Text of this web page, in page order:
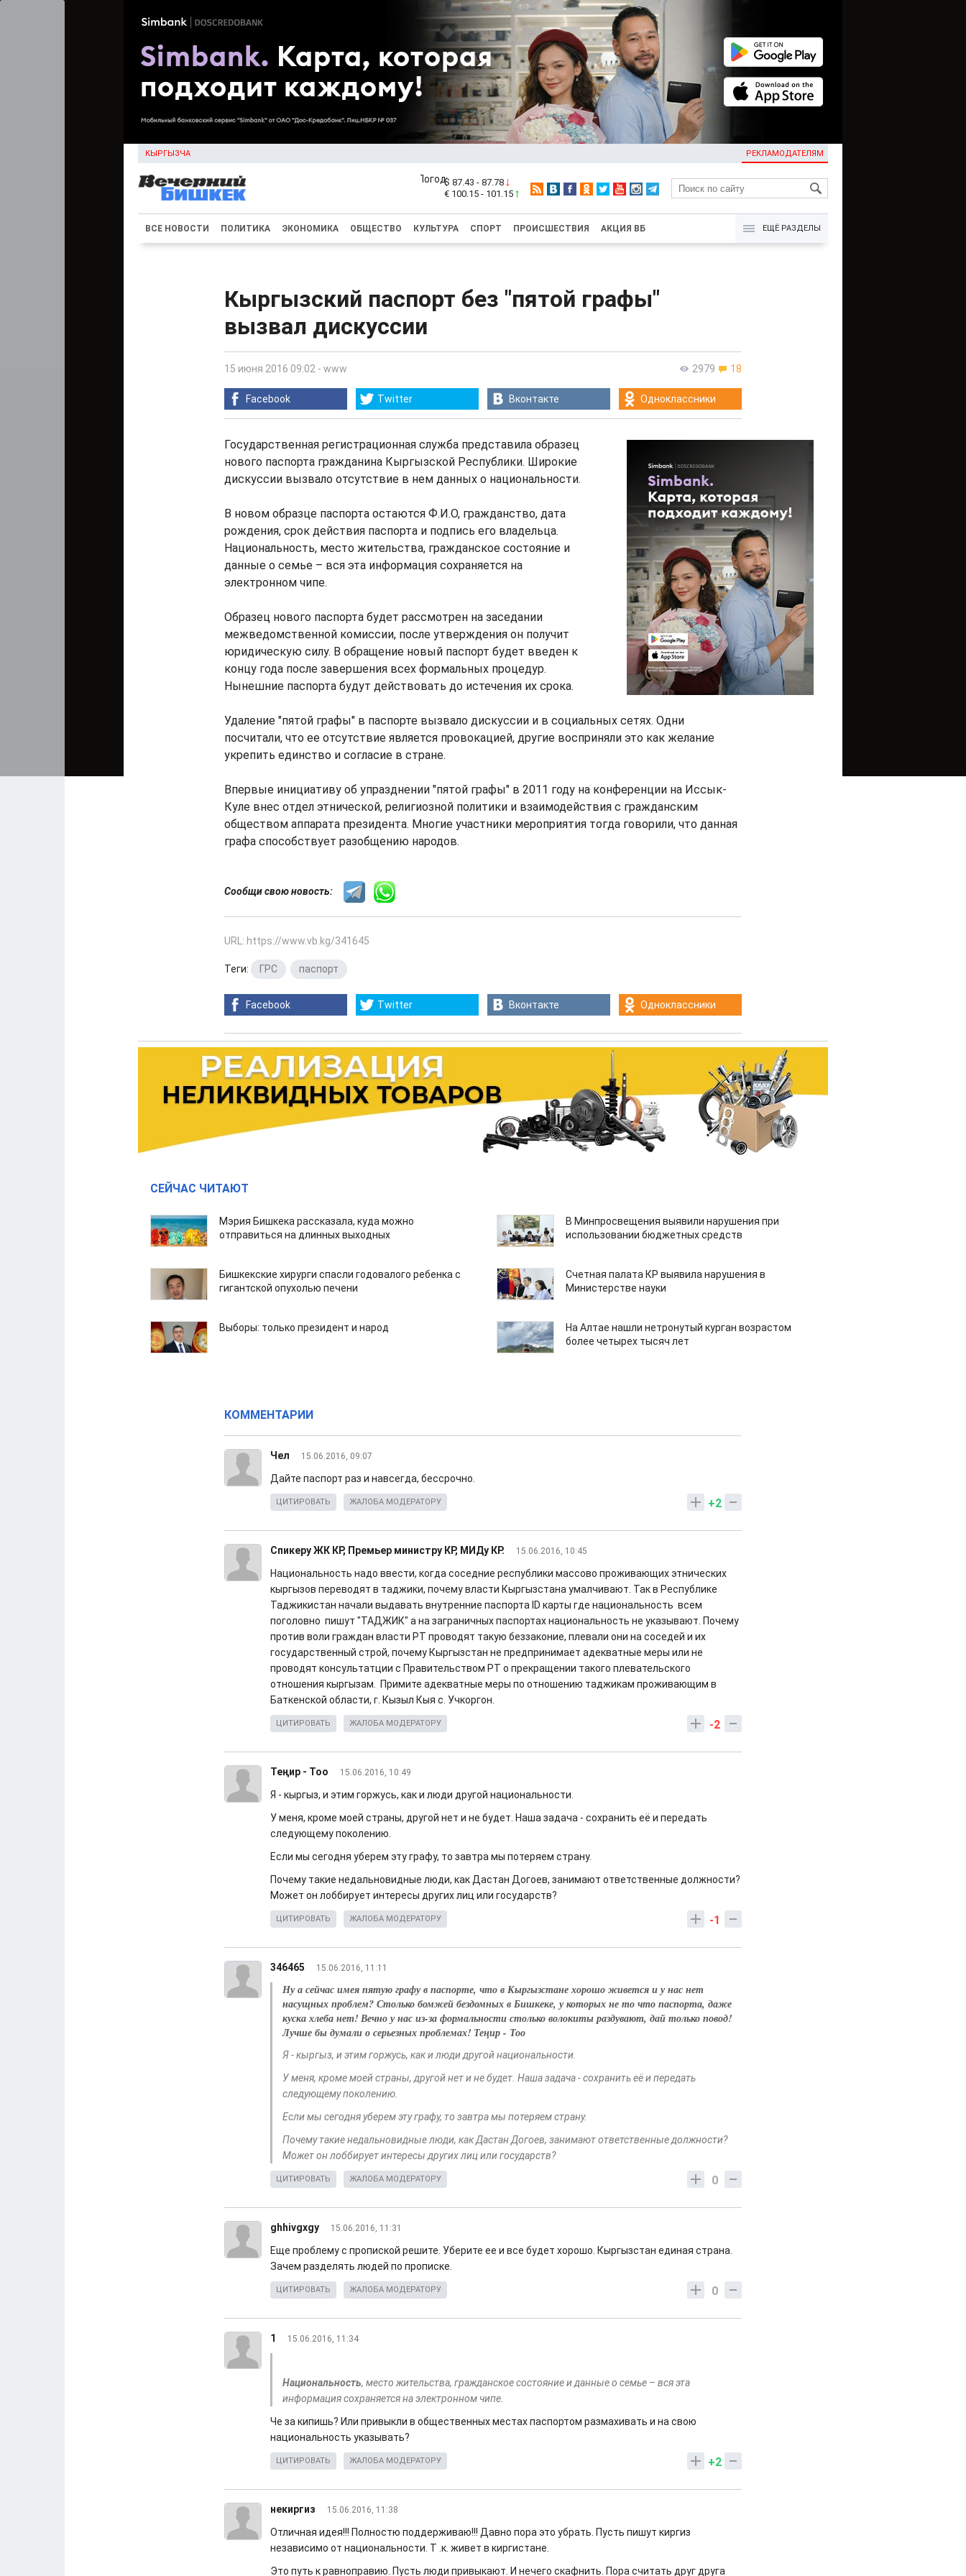
КЫРГЫЗЧА РЕКЛАМОДАТЕЛЯМ
KG
$ 87.43 - 87.78
€ 100.15 - 101.15
ВСЕ НОВОСТИ ПОЛИТИКА ЭКОНОМИКА ОБЩЕСТВО КУЛЬТУРА СПОРТ ПРОИСШЕСТВИЯ АКЦИЯ ВБ ЕЩЁ РАЗДЕЛЫ
Кыргызский паспорт без "пятой графы"
вызвал дискуссии
2979 18
15 июня 2016 09:02 - www
Facebook Twitter Вконтакте Одноклассники
Государственная регистрационная служба представила образец
нового паспорта гражданина Кыргызской Республики. Широкие
дискуссии вызвало отсутствие в нем данных о национальности.
В новом образце паспорта остаются Ф.И.О, гражданство, дата
рождения, срок действия паспорта и подпись его владельца.
Национальность, место жительства, гражданское состояние и
данные о семье – вся эта информация сохраняется на
электронном чипе.
Образец нового паспорта будет рассмотрен на заседании
межведомственной комиссии, после утверждения он получит
юридическую силу. В обращение новый паспорт будет введен к
концу года после завершения всех формальных процедур.
Нынешние паспорта будут действовать до истечения их срока.
Удаление "пятой графы" в паспорте вызвало дискуссии и в социальных сетях. Одни
посчитали, что ее отсутствие является провокацией, другие восприняли это как желание
укрепить единство и согласие в стране.
Впервые инициативу об упразднении "пятой графы" в 2011 году на конференции на Иссык-
Куле внес отдел этнической, религиозной политики и взаимодействия с гражданским
обществом аппарата президента. Многие участники мероприятия тогда говорили, что данная
графа способствует разобщению народов.
Сообщи свою новость:
URL: https://www.vb.kg/341645
Теги: ГРС паспорт
Facebook Twitter Вконтакте Одноклассники
СЕЙЧАС ЧИТАЮТ
Мэрия Бишкека рассказала, куда можно
отправиться на длинных выходных
В Минпросвещения выявили нарушения при
использовании бюджетных средств
Бишкекские хирурги спасли годовалого ребенка с
гигантской опухолью печени
Счетная палата КР выявила нарушения в
Министерстве науки
Выборы: только президент и народ
На Алтае нашли нетронутый курган возрастом
более четырех тысяч лет
КОММЕНТАРИИ
Чел 15.06.2016, 09:07
Дайте паспорт раз и навсегда, бессрочно.
+2
ЦИТИРОВАТЬ ЖАЛОБА МОДЕРАТОРУ
Спикеру ЖК КР, Премьер министру КР, МИДу КР. 15.06.2016, 10:45
Национальность надо ввести, когда соседние республики массово проживающих этнических
кыргызов переводят в таджики, почему власти Кыргызстана умалчивают. Так в Республике
Таджикистан начали выдавать внутренние паспорта ID карты где национальность всем
поголовно пишут "ТАДЖИК" а на заграничных паспортах национальность не указывают. Почему
против воли граждан власти РТ проводят такую беззаконие, плевали они на соседей и их
государственный строй, почему Кыргызстан не предпринимает адекватные меры или не
проводят консультатции с Правительством РТ о прекращении такого плевательского
отношения кыргызам. Примите адекватные меры по отношению таджикам проживающим в
Баткенской области, г. Кызыл Кыя с. Учкоргон.
-2
ЦИТИРОВАТЬ ЖАЛОБА МОДЕРАТОРУ
Теңир - Тоо 15.06.2016, 10:49
Я - кыргыз, и этим горжусь, как и люди другой национальности.
У меня, кроме моей страны, другой нет и не будет. Наша задача - сохранить её и передать
следующему поколению.
Если мы сегодня уберем эту графу, то завтра мы потеряем страну.
Почему такие недальновидные люди, как Дастан Догоев, занимают ответственные должности?
Может он лоббирует интересы других лиц или государств?
-1
ЦИТИРОВАТЬ ЖАЛОБА МОДЕРАТОРУ
346465 15.06.2016, 11:11
Ну а сейчас имея пятую графу в паспорте, что в Кыргызстане хорошо живется и у нас нет
насущных проблем? Столько бомжей бездомных в Бишкеке, у которых не то что паспорта, даже
куска хлеба нет! Вечно у нас из-за формальности столько волокиты раздувают, дай только повод!
Лучше бы думали о серьезных проблемах! Теңир - Тоо
Я - кыргыз, и этим горжусь, как и люди другой национальности.
У меня, кроме моей страны, другой нет и не будет. Наша задача - сохранить её и передать
следующему поколению.
Если мы сегодня уберем эту графу, то завтра мы потеряем страну.
Почему такие недальновидные люди, как Дастан Догоев, занимают ответственные должности?
Может он лоббирует интересы других лиц или государств?
0
ЦИТИРОВАТЬ ЖАЛОБА МОДЕРАТОРУ
ghhivgxgy 15.06.2016, 11:31
Еще проблему с пропиской решите. Уберите ее и все будет хорошо. Кыргызстан единая страна.
Зачем разделять людей по прописке.
0
ЦИТИРОВАТЬ ЖАЛОБА МОДЕРАТОРУ
1 15.06.2016, 11:34
Национальность, место жительства, гражданское состояние и данные о семье – вся эта
информация сохраняется на электронном чипе.
Че за кипишь? Или привыкли в общественных местах паспортом размахивать и на свою
национальность указывать?
+2
ЦИТИРОВАТЬ ЖАЛОБА МОДЕРАТОРУ
некиргиз 15.06.2016, 11:38
Отличная идея!!! Полностю поддерживаю!!! Давно пора это убрать. Пусть пишут киргиз
независимо от национальности. Т .к. живет в киргистане.
Это путь к равноправию. Пусть люди привыкают. И нечего скафнить. Пора считать друг друга